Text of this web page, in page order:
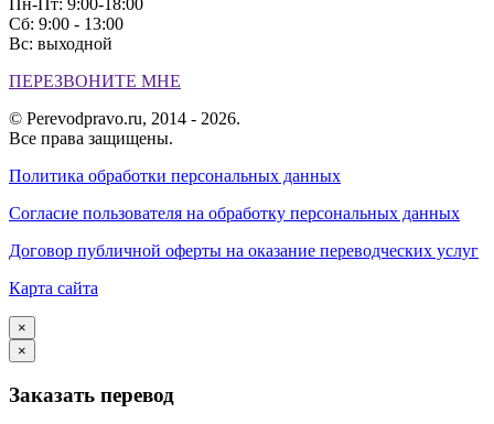
Пн-Пт: 9:00-18:00
Сб: 9:00 - 13:00
Вс: выходной
ПЕРЕЗВОНИТЕ МНЕ
© Perevodpravo.ru, 2014 - 2026.
Все права защищены.
Политика обработки персональных данных
Согласие пользователя на обработку персональных данных
Договор публичной оферты на оказание переводческих услуг
Карта сайта
×
×
Заказать перевод